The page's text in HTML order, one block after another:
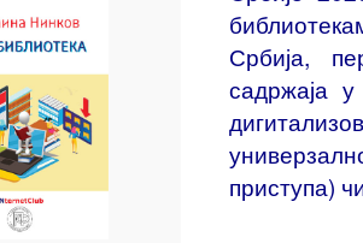
Србија,
садржаја
приступа)